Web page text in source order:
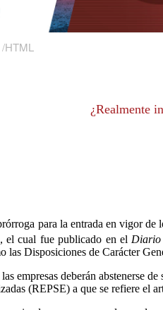
/HTML